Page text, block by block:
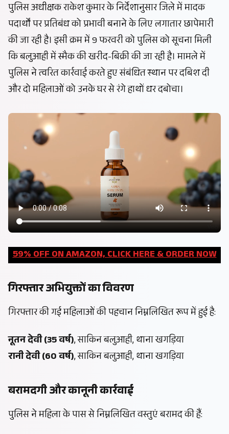
पुलिस अधीक्षक राकेश कुमार के निर्देशानुसार जिले में मादक
पदार्थों पर प्रतिबंध को प्रभावी बनाने के लिए लगातार छापेमारी
की जा रही है। इसी क्रम में 9 फरवरी को पुलिस को सूचना मिली
कि बलुआही में स्मैक की खरीद-बिक्री की जा रही है। मामले में
पुलिस ने त्वरित कार्रवाई करते हुए संबंधित स्थान पर दबिश दी
और दो महिलाओं को उनके घर से रंगे हाथों धर दबोचा।
59% OFF ON AMAZON, CLICK HERE & ORDER NOW
गिरफ्तार अभियुक्तों का विवरण
​गिरफ्तार की गई महिलाओं की पहचान निम्नलिखित रूप में हुई है:
नूतन देवी (35 वर्ष), साकिन बलुआही, थाना खगड़िया
रानी देवी (60 वर्ष), साकिन बलुआही, थाना खगड़िया
बरामदगी और कानूनी कार्रवाई
पुलिस ने महिला के पास से निम्नलिखित वस्तुएं बरामद की हैं: